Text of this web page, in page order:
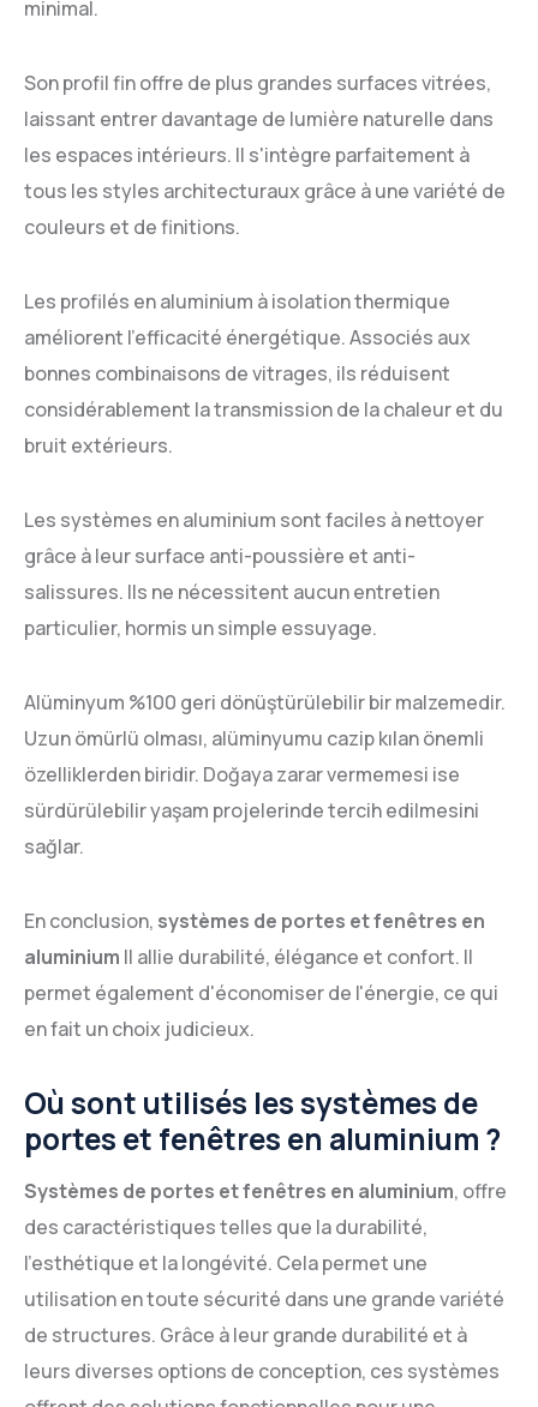
minimal.
Son profil fin offre de plus grandes surfaces vitrées,
laissant entrer davantage de lumière naturelle dans
les espaces intérieurs. Il s'intègre parfaitement à
tous les styles architecturaux grâce à une variété de
couleurs et de finitions.
Les profilés en aluminium à isolation thermique
améliorent l'efficacité énergétique. Associés aux
bonnes combinaisons de vitrages, ils réduisent
considérablement la transmission de la chaleur et du
bruit extérieurs.
Les systèmes en aluminium sont faciles à nettoyer
grâce à leur surface anti-poussière et anti-
salissures. Ils ne nécessitent aucun entretien
particulier, hormis un simple essuyage.
Alüminyum %100 geri dönüştürülebilir bir malzemedir.
Uzun ömürlü olması, alüminyumu cazip kılan önemli
özelliklerden biridir. Doğaya zarar vermemesi ise
sürdürülebilir yaşam projelerinde tercih edilmesini
sağlar.
En conclusion, systèmes de portes et fenêtres en
aluminium Il allie durabilité, élégance et confort. Il
permet également d'économiser de l'énergie, ce qui
en fait un choix judicieux.
Où sont utilisés les systèmes de
portes et fenêtres en aluminium ?
Systèmes de portes et fenêtres en aluminium, offre
des caractéristiques telles que la durabilité,
l'esthétique et la longévité. Cela permet une
utilisation en toute sécurité dans une grande variété
de structures. Grâce à leur grande durabilité et à
leurs diverses options de conception, ces systèmes